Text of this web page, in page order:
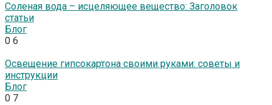
Соленая вода – исцеляющее вещество: Заголовок
статьи
Блог
0 6
Освещение гипсокартона своими руками: советы и
инструкции
Блог
0 7